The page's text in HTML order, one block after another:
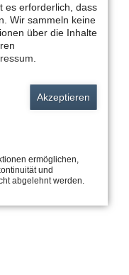
4
es erforderlich, dass
Wir sammeln keine
über die Inhalte
Akzeptieren
ermöglichen,
und
abgelehnt werden.